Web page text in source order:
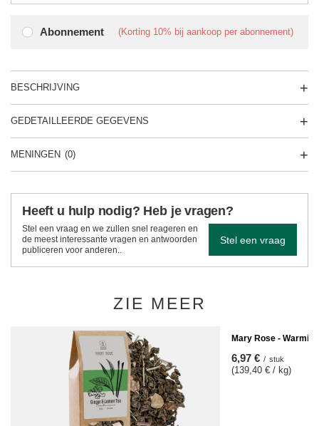
Abonnement (Korting 10% bij aankoop per abonnement)
BESCHRIJVING
GEDETAILLEERDE GEGEVENS
MENINGEN (0)
Heeft u hulp nodig? Heb je vragen?
Stel een vraag en we zullen snel reageren en
de meest interessante vragen en antwoorden
publiceren voor anderen..
Stel een vraag
ZIE MEER
Mary Rose -
6,97 € / stuk
(139,40 € / kg)